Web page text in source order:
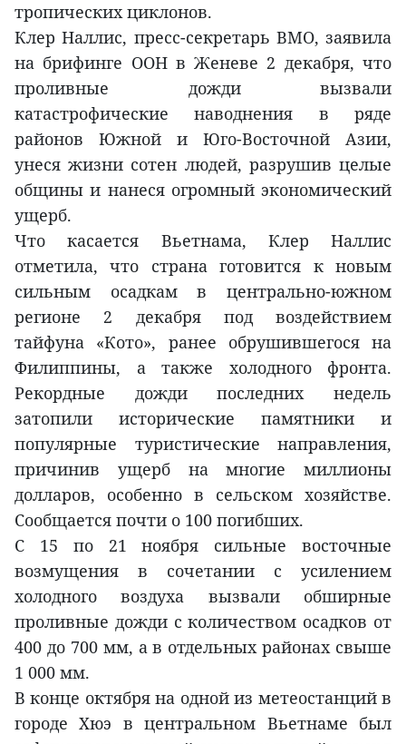
тропических циклонов.
Клер Наллис, пресс-секретарь ВМО, заявила
на брифинге ООН в Женеве 2 декабря, что
проливные дожди вызвали
катастрофические наводнения в ряде
районов Южной и Юго-Восточной Азии,
унеся жизни сотен людей, разрушив целые
общины и нанеся огромный экономический
ущерб.
Что касается Вьетнама, Клер Наллис
отметила, что страна готовится к новым
сильным осадкам в центрально-южном
регионе 2 декабря под воздействием
тайфуна «Кото», ранее обрушившегося на
Филиппины, а также холодного фронта.
Рекордные дожди последних недель
затопили исторические памятники и
популярные туристические направления,
причинив ущерб на многие миллионы
долларов, особенно в сельском хозяйстве.
Сообщается почти о 100 погибших.
С 15 по 21 ноября сильные восточные
возмущения в сочетании с усилением
холодного воздуха вызвали обширные
проливные дожди с количеством осадков от
400 до 700 мм, а в отдельных районах свыше
1 000 мм.
В конце октября на одной из метеостанций в
городе Хюэ в центральном Вьетнаме был